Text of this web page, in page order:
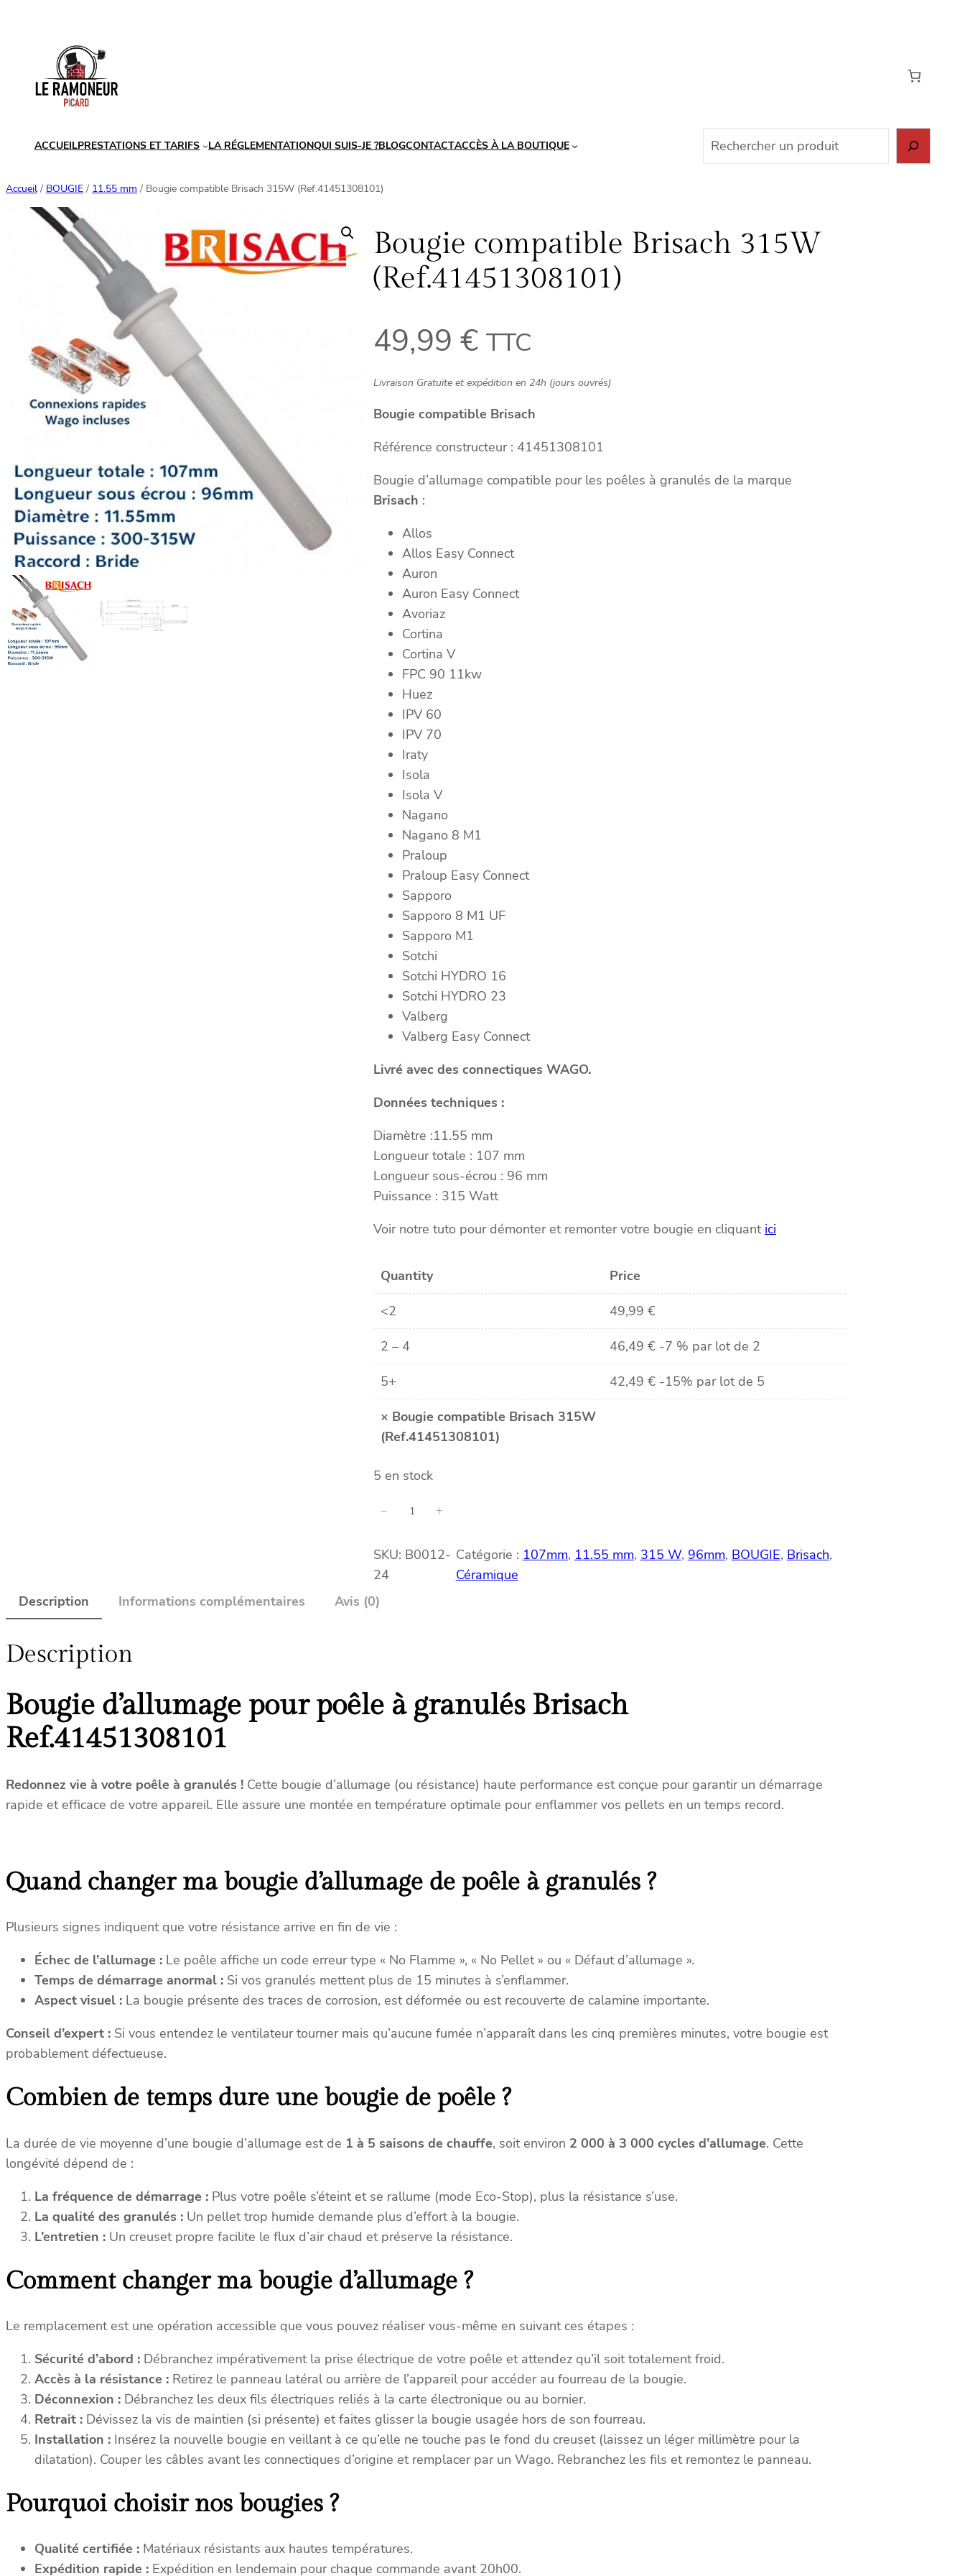
ACCUEILPRESTATIONS ET TARIFS LA RÉGLEMENTATIONQUI SUIS-JE ?BLOGCONTACTACCÈS À LA BOUTIQUE
Accueil / BOUGIE / 11.55 mm / Bougie compatible Brisach 315W (Ref.41451308101)
Bougie compatible Brisach 315W
(Ref.41451308101)
49,99 € TTC
Livraison Gratuite et expédition en 24h (jours ouvrés)
Bougie compatible Brisach
Référence constructeur : 41451308101
Bougie d’allumage compatible pour les poêles à granulés de la marque
Brisach :
Allos
Allos Easy Connect
Auron
Auron Easy Connect
Avoriaz
Cortina
Cortina V
FPC 90 11kw
Huez
IPV 60
IPV 70
Iraty
Isola
Isola V
Nagano
Nagano 8 M1
Praloup
Praloup Easy Connect
Sapporo
Sapporo 8 M1 UF
Sapporo M1
Sotchi
Sotchi HYDRO 16
Sotchi HYDRO 23
Valberg
Valberg Easy Connect
Livré avec des connectiques WAGO.
Données techniques :
Diamètre :11.55 mm
Longueur totale : 107 mm
Longueur sous-écrou : 96 mm
Puissance : 315 Watt
Voir notre tuto pour démonter et remonter votre bougie en cliquant ici
Quantity Price
<2 49,99 €
2 – 4 46,49 € -7 % par lot de 2
5+ 42,49 € -15% par lot de 5
× Bougie compatible Brisach 315W
(Ref.41451308101)
5 en stock
n
t
i
o
c
o
t
B
i
a
3
1
W
.
1
0
8
1
0
1
)
− +
SKU: B0012-
24
Catégorie : 107mm, 11.55 mm, 315 W, 96mm, BOUGIE, Brisach
Céramique
Description
Informations complémentaires Avis (0)
Description
Bougie d’allumage pour poêle à granulés Brisach
Ref.41451308101
Redonnez vie à votre poêle à granulés ! Cette bougie d’allumage (ou résistance) haute performance est conçue pour garantir un démarrage
rapide et efficace de votre appareil. Elle assure une montée en température optimale pour enflammer vos pellets en un temps record.
Quand changer ma bougie d’allumage de poêle à granulés ?
Plusieurs signes indiquent que votre résistance arrive en fin de vie :
Échec de l’allumage : Le poêle affiche un code erreur type « No Flamme », « No Pellet » ou « Défaut d’allumage ».
Temps de démarrage anormal : Si vos granulés mettent plus de 15 minutes à s’enflammer.
Aspect visuel : La bougie présente des traces de corrosion, est déformée ou est recouverte de calamine importante.
Conseil d’expert : Si vous entendez le ventilateur tourner mais qu’aucune fumée n’apparaît dans les cinq premières minutes, votre bougie est
probablement défectueuse.
Combien de temps dure une bougie de poêle ?
La durée de vie moyenne d’une bougie d’allumage est de 1 à 5 saisons de chauffe, soit environ 2 000 à 3 000 cycles d’allumage. Cette
longévité dépend de :
La fréquence de démarrage : Plus votre poêle s’éteint et se rallume (mode Eco-Stop), plus la résistance s’use.
La qualité des granulés : Un pellet trop humide demande plus d’effort à la bougie.
L’entretien : Un creuset propre facilite le flux d’air chaud et préserve la résistance.
Comment changer ma bougie d’allumage ?
Le remplacement est une opération accessible que vous pouvez réaliser vous-même en suivant ces étapes :
Sécurité d’abord : Débranchez impérativement la prise électrique de votre poêle et attendez qu’il soit totalement froid.
Accès à la résistance : Retirez le panneau latéral ou arrière de l’appareil pour accéder au fourreau de la bougie.
Déconnexion : Débranchez les deux fils électriques reliés à la carte électronique ou au bornier.
Retrait : Dévissez la vis de maintien (si présente) et faites glisser la bougie usagée hors de son fourreau.
Installation : Insérez la nouvelle bougie en veillant à ce qu’elle ne touche pas le fond du creuset (laissez un léger millimètre pour la
dilatation). Couper les câbles avant les connectiques d’origine et remplacer par un Wago. Rebranchez les fils et remontez le panneau.
Pourquoi choisir nos bougies ?
Qualité certifiée : Matériaux résistants aux hautes températures.
Expédition rapide : Expédition en lendemain pour chaque commande avant 20h00.